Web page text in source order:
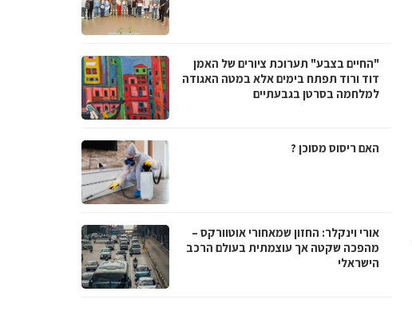
"החיים בצבע" תערוכת ציורים של האמן
דוד ורוד תפתח בימים אלא במטה האגודה
למלחמה בסרטן בגבעתיים
האם ריסוס מסוכן ?
אורי וינקלר: החזון שמאחורי אוטוורקס –
מהפכה שקטה אך עוצמתית בעולם הרכב
הישראלי